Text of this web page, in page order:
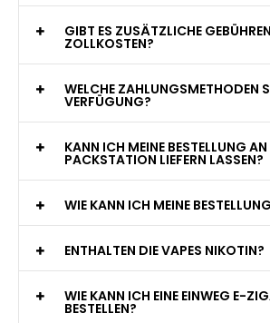
GIBT ES ZUSÄTZLICHE
ZOLLKOSTEN?
WELCHE ZAHLUNGSMETHODEN
VERFÜGUNG?
KANN ICH MEINE BESTELLUNG AN
PACKSTATION LIEFERN LASSEN?
WIE KANN ICH MEINE
ENTHALTEN DIE VAPES NIKOTIN?
WIE KANN ICH EINE EINWEG E-
BESTELLEN?